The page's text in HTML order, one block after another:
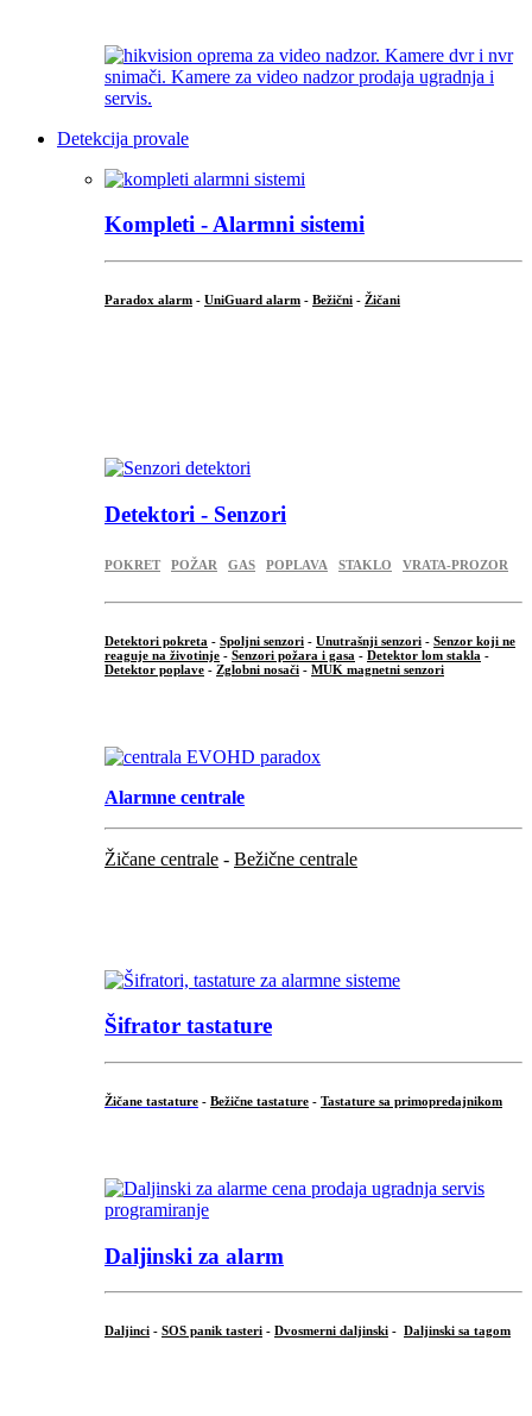
Detekcija provale
Kompleti - Alarmni sistemi
Paradox alarm - UniGuard alarm - Bežični - Žičani
Detektori - Senzori
POKRET POŽAR GAS POPLAVA STAKLO VRATA-PROZOR
Detektori pokreta - Spoljni senzori - Unutrašnji senzori - Senzor koji ne
reaguje na životinje - Senzori požara i gasa - Detektor lom stakla -
Detektor poplave - Zglobni nosači - MUK magnetni senzori
Alarmne centrale
Žičane centrale - Bežične centrale
Šifrator tastature
Žičane tastature - Bežične tastature - Tastature sa primopredajnikom
Daljinski za alarm
Daljinci - SOS panik tasteri - Dvosmerni daljinski - Daljinski sa tagom